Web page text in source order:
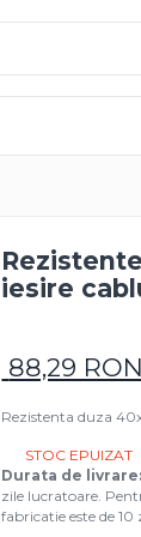
iesire
88,29 RON
Rezistenta duza
STOC EPUIZAT
Durata de livrare:
zile lucratoare.
fabricatie este de 10